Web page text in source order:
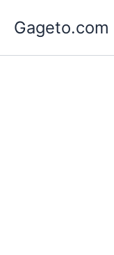
Gageto.com